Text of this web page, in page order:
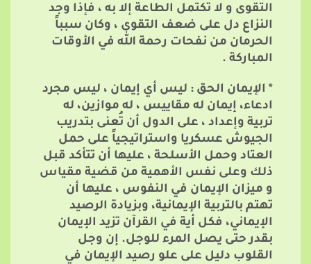
التقوى و لا تكتمل الطاعة إلا به ، فإذا وجد
النزاع دل على ضعف التقوى ، وكان سبباً
الحرمان من نفحات رحمة الله في الأوقات
المباركة .
* الإيمان الحق : ليس أي إيمان ، ليس مجرد
ادعاء، إيمان له مقاييس ، له موازين، له
تربية وإعداد ، على الدول أن تُعنى بتدريب
الجيوش عسكريا واستراتيجياً على حمل
العتاد وحمل الأسلحة ، عليها أن تتأكد قبل
ذلك وعلى نفس الأهمية من قضية مقياس
و ميزان الإيمان في النفوس ، عليها أن
تهتم بالتربية الإيمانية، وبزيادة الرصيد
الإيماني، فكل أية في القرآن تزيد الإيمان
بقدر حتى يصل المرء للوجل. إن وجل
القلوب دليل على علو رصيد الإيمان في